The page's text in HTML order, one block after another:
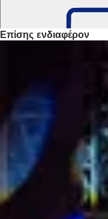
Επίσης ενδιαφέρον